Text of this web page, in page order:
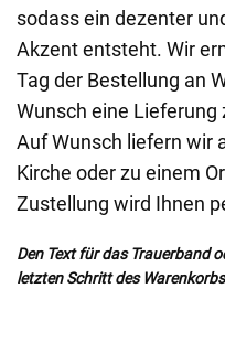
sodass ein dezenter
Akzent entsteht. Wir
Tag der Bestellung an
Wunsch eine Lieferung
Auf Wunsch liefern wir
Kirche oder zu einem
Zustellung wird Ihnen
Den Text für das Trauerband
letzten Schritt des